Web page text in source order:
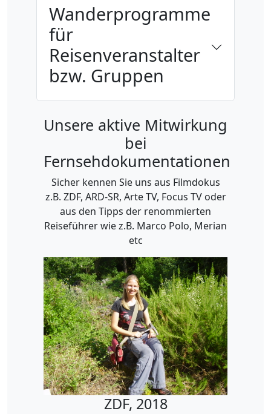
Wanderprogramme
für
Reisenveranstalter
bzw. Gruppen
Unsere aktive Mitwirkung
bei
Fernsehdokumentationen
Sicher kennen Sie uns aus Filmdokus
z.B. ZDF, ARD-SR, Arte TV, Focus TV oder
aus den Tipps der renommierten
Reiseführer wie z.B. Marco Polo, Merian
etc
ZDF, 2018